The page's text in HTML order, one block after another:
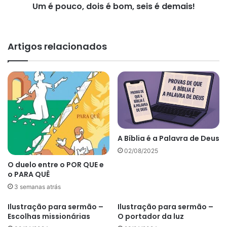
Um é pouco, dois é bom, seis é demais!
Artigos relacionados
O duelo entre o POR QUE e
o PARA QUÊ
3 semanas atrás
A Bíblia é a Palavra de Deus
02/08/2025
Ilustração para sermão –
Escolhas missionárias
Ilustração para sermão –
O portador da luz